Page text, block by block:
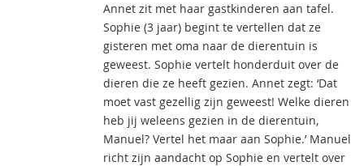
Annet zit met haar gastkinderen aan tafel.
Sophie (3 jaar) begint te vertellen dat ze
gisteren met oma naar de dierentuin is
geweest. Sophie vertelt honderduit over de
dieren die ze heeft gezien. Annet zegt: ‘Dat
moet vast gezellig zijn geweest! Welke dieren
heb jij weleens gezien in de dierentuin,
Manuel? Vertel het maar aan Sophie.’ Manuel
richt zijn aandacht op Sophie en vertelt over